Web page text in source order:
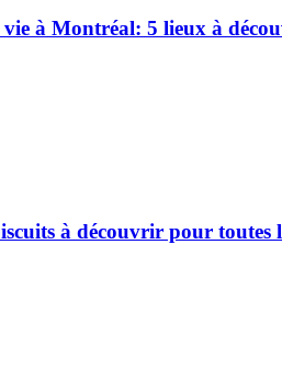
vie à Montréal: 5 lieux à
à découvrir pour toutes